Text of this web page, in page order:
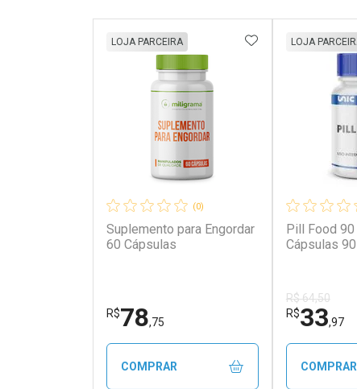
(0)
Suplemento para Engordar
60 Cápsulas
LOJA PARCEIRA
R$78,75
ADICIONAR AOS
COMPRAR
Pill Food
Cápsulas
LOJA
R$ 64,50
R$33,97
COMPRAR